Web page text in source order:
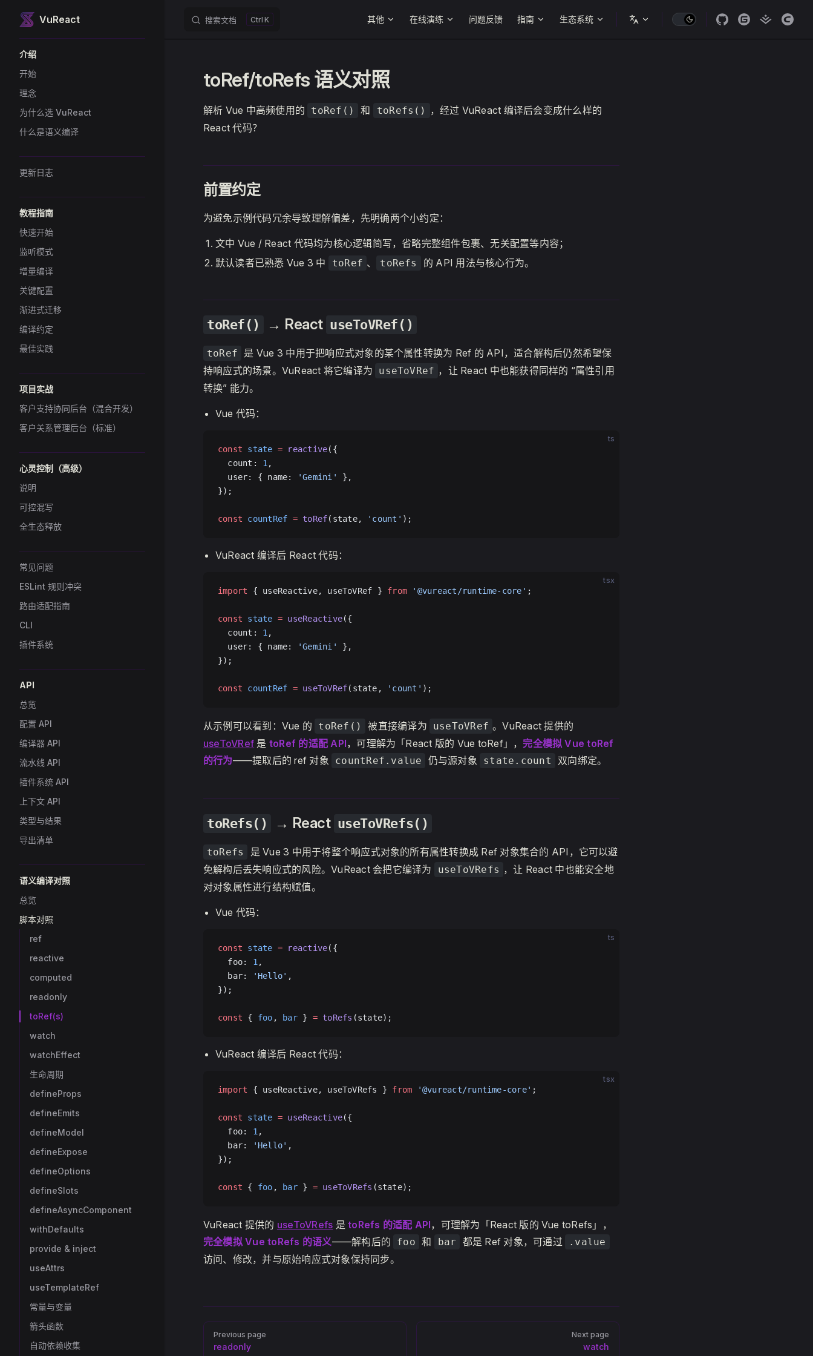
Skip to content
VuReact 搜索文档 K 其他 在线演练 问题反馈 指南 生态系统
介绍
开始
理念
为什么选 VuReact
什么是语义编译
更新日志
教程指南
快速开始
监听模式
增量编译
关键配置
渐进式迁移
编译约定
最佳实践
项目实战
客户支持协同后台（混合开发）
客户关系管理后台（标准）
心灵控制（高级）
说明
可控混写
全生态释放
常见问题
ESLint 规则冲突
路由适配指南
CLI
插件系统
API
总览
配置 API
编译器 API
流水线 API
插件系统 API
上下文 API
类型与结果
导出清单
语义编译对照
总览
脚本对照
ref
reactive
computed
readonly
toRef(s)
watch
watchEffect
生命周期
defineProps
defineEmits
defineModel
defineExpose
defineOptions
defineSlots
defineAsyncComponent
withDefaults
provide & inject
useAttrs
useTemplateRef
常量与变量
箭头函数
自动依赖收集
toRef/toRefs 语义对照
解析 Vue 中高频使用的 toRef() 和 toRefs()
，经过 VuReact 编译后会变成什么样的
React 代码？
前置约定
为避免示例代码冗余导致理解偏差，先明确两个小约定：
文中 Vue / React 代码均为核心逻辑简写，省略完整组件包裹、无关配置等内容；
默认读者已熟悉 Vue 3 中
toRef 、 toRefs 的 API 用法与核心行为。
toRef() → React useToVRef()
toRef
是 Vue 3 中用于把响应式对象的某个属性转换为 Ref 的 API，适合解构后仍然希望保
持响应式的场景。VuReact 将它编译为
useToVRef ，让 React 中也能获得同样的 “属性引用
转换” 能力。
Vue 代码：
ts
const state = reactive({
  count:
1 ,
  user: { name:
'Gemini'
},
});
const countRef = toRef(state, 'count' );
VuReact 编译后 React 代码：
tsx
import { useReactive, useToVRef } from '@vureact/runtime-core' ;
const state = useReactive({
  count:
1 ,
  user: { name:
'Gemini'
},
});
const countRef = useToVRef(state, 'count' );
从示例可以看到：Vue 的 toRef() 被直接编译为 useToVRef 。VuReact 提供的
useToVRef 是 toRef 的适配 API，可理解为「React 版的 Vue toRef」， 完全模拟 Vue toRef
的行为——提取后的 ref 对象 countRef.value 仍与源对象 state.count 双向绑定。
toRefs() → React useToVRefs()
toRefs
是 Vue 3 中用于将整个响应式对象的所有属性转换成 Ref 对象集合的 API，它可以避
免解构后丢失响应式的风险。VuReact 会把它编译为
useToVRefs ，让 React 中也能安全地
对对象属性进行结构赋值。
Vue 代码：
ts
const state = reactive({
  foo:
1 ,
  bar:
'Hello' ,
});
const { foo , bar } = toRefs (state);
VuReact 编译后 React 代码：
tsx
import { useReactive, useToVRefs } from '@vureact/runtime-core' ;
const state = useReactive({
  foo:
1 ,
  bar:
'Hello' ,
});
const { foo , bar } = useToVRefs (state);
VuReact 提供的 useToVRefs 是toRefs 的适配 API，可理解为「React 版的 Vue toRefs」，
完全模拟 Vue toRefs 的语义——解构后的 foo 和 bar 都是 Ref 对象，可通过 .value
访问、修改，并与原始响应式对象保持同步。
Pager
Previous page
readonly
Next page
watch